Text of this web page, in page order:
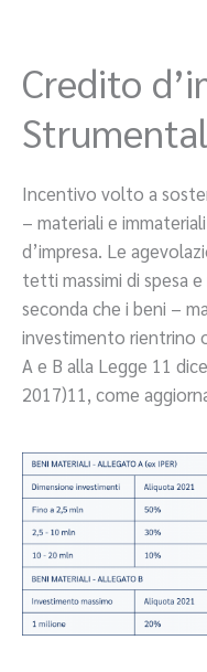
Credito
Incentivo volto a
– materiali e
d’impresa. Le
tetti massimi di spesa
seconda che i beni –
investimento rientrino
A e B alla Legge 11
2017)11, come